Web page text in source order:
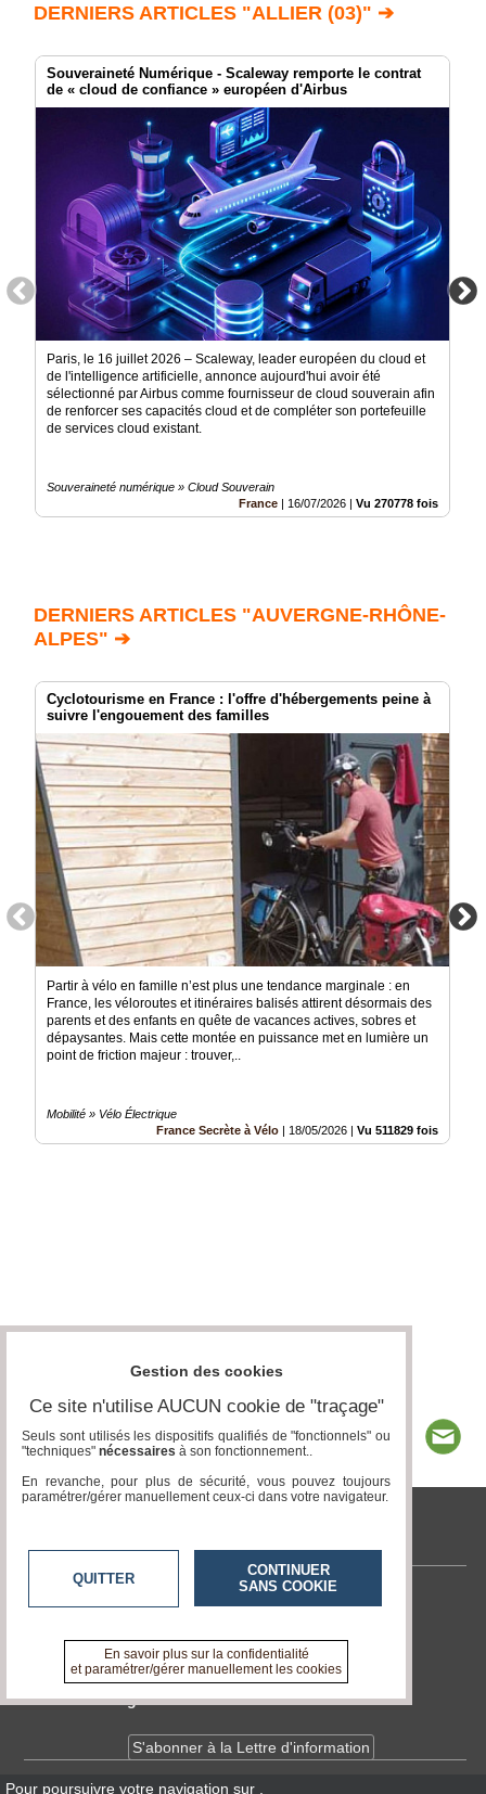
DERNIERS ARTICLES "ALLIER (03)" ➔
Souveraineté Numérique - Scaleway remporte le contrat
de « cloud de confiance » européen d'Airbus
Paris, le 16 juillet 2026 – Scaleway, leader européen du cloud et
de l'intelligence artificielle, annonce aujourd'hui avoir été
sélectionné par Airbus comme fournisseur de cloud souverain afin
de renforcer ses capacités cloud et de compléter son portefeuille
de services cloud existant.
Souveraineté numérique » Cloud Souverain
France
16/07/2026 Vu 270778 fois
DERNIERS ARTICLES "AUVERGNE-RHÔNE-
ALPES" ➔
Cyclotourisme en France : l'offre d'hébergements peine à
suivre l'engouement des familles
Partir à vélo en famille n’est plus une tendance marginale : en
France, les véloroutes et itinéraires balisés attirent désormais des
parents et des enfants en quête de vacances actives, sobres et
dépaysantes. Mais cette montée en puissance met en lumière un
point de friction majeur : trouver,..
Mobilité » Vélo Électrique
France Secrète à Vélo | 18/05/2026 | Vu 511829 fois
tvlocale.fr
Contactez-nous
A propos de tvlocale.fr
Devenir délégué
S'abonner à la Lettre d'information
Pour poursuivre votre navigation sur
Gestion des cookies
Ce site n'utilise AUCUN cookie de "traçage"
Seuls sont utilisés les dispositifs qualifiés de "fonctionnels" ou
"techniques" nécessaires à son fonctionnement..
En revanche, pour plus de sécurité, vous pouvez toujours
paramétrer/gérer manuellement ceux-ci dans votre navigateur.
QUITTER
CONTINUER
SANS COOKIE
En savoir plus sur la confidentialité
et paramétrer/gérer manuellement les cookies